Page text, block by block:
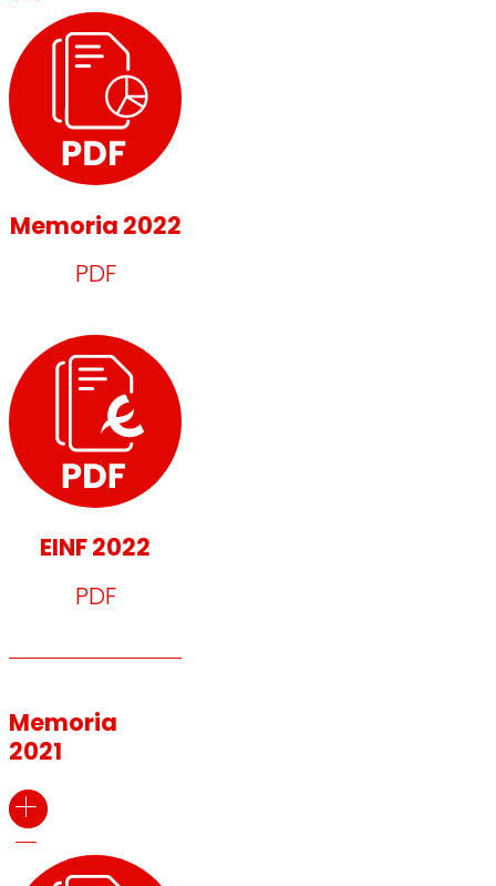
Memoria 2022
PDF
EINF 2022
PDF
Memoria
2021